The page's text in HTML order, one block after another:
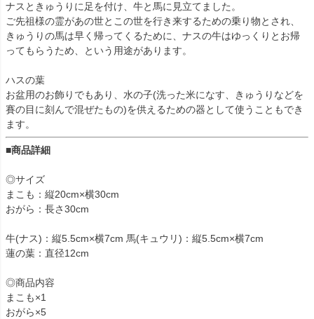
ナスときゅうりに足を付け、牛と馬に見立てました。
ご先祖様の霊があの世とこの世を行き来するための乗り物とされ、
きゅうりの馬は早く帰ってくるために、ナスの牛はゆっくりとお帰
ってもらうため、という用途があります。
ハスの葉
お盆用のお飾りでもあり、水の子(洗った米になす、きゅうりなどを
賽の目に刻んで混ぜたもの)を供えるための器として使うこともでき
ます。
■商品詳細
◎サイズ
まこも：縦20cm×横30cm
おがら：長さ30cm
牛(ナス)：縦5.5cm×横7cm 馬(キュウリ)：縦5.5cm×横7cm
蓮の葉：直径12cm
◎商品内容
まこも×1
おがら×5